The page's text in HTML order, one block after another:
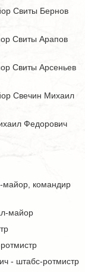
Свиты Бернов
Свиты Арапов
Свиты Арсеньев
Свечин Михаил
Федорович
майор, командир
майор
- штабс-ротмистр